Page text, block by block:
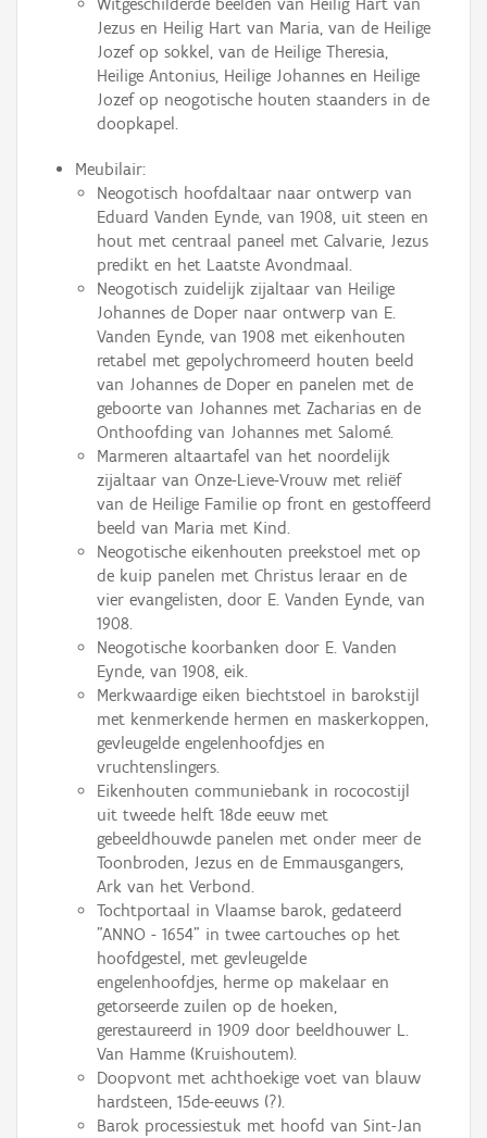
Witgeschilderde beelden van Heilig Hart van
Jezus en Heilig Hart van Maria, van de Heilige
Jozef op sokkel, van de Heilige Theresia,
Heilige Antonius, Heilige Johannes en Heilige
Jozef op neogotische houten staanders in de
doopkapel.
Meubilair:
Neogotisch hoofdaltaar naar ontwerp van
Eduard Vanden Eynde, van 1908, uit steen en
hout met centraal paneel met Calvarie, Jezus
predikt en het Laatste Avondmaal.
Neogotisch zuidelijk zijaltaar van Heilige
Johannes de Doper naar ontwerp van E.
Vanden Eynde, van 1908 met eikenhouten
retabel met gepolychromeerd houten beeld
van Johannes de Doper en panelen met de
geboorte van Johannes met Zacharias en de
Onthoofding van Johannes met Salomé.
Marmeren altaartafel van het noordelijk
zijaltaar van Onze-Lieve-Vrouw met reliëf
van de Heilige Familie op front en gestoffeerd
beeld van Maria met Kind.
Neogotische eikenhouten preekstoel met op
de kuip panelen met Christus leraar en de
vier evangelisten, door E. Vanden Eynde, van
1908.
Neogotische koorbanken door E. Vanden
Eynde, van 1908, eik.
Merkwaardige eiken biechtstoel in barokstijl
met kenmerkende hermen en maskerkoppen,
gevleugelde engelenhoofdjes en
vruchtenslingers.
Eikenhouten communiebank in rococostijl
uit tweede helft 18de eeuw met
gebeeldhouwde panelen met onder meer de
Toonbroden, Jezus en de Emmausgangers,
Ark van het Verbond.
Tochtportaal in Vlaamse barok, gedateerd
"ANNO - 1654" in twee cartouches op het
hoofdgestel, met gevleugelde
engelenhoofdjes, herme op makelaar en
getorseerde zuilen op de hoeken,
gerestaureerd in 1909 door beeldhouwer L.
Van Hamme (Kruishoutem).
Doopvont met achthoekige voet van blauw
hardsteen, 15de-eeuws (?).
Barok processiestuk met hoofd van Sint-Jan